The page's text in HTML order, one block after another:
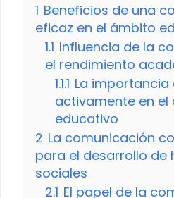
1 Beneficios de una
eficaz en el ámbito
1.1 Influencia de la
el rendimiento
1.1.1 La importancia
activamente en el
educativo
2 La comunicación
para el desarrollo de
sociales
2.1 El papel de la